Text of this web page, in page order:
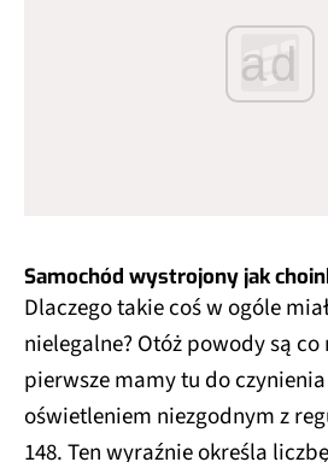
ad
Samochód wystrojony jak
Dlaczego takie coś w ogóle
nielegalne? Otóż powody są
pierwsze mamy tu do
oświetleniem niezgodnym z
148. Ten wyraźnie określa